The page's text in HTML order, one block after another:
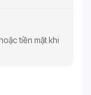
tiền mặt khi